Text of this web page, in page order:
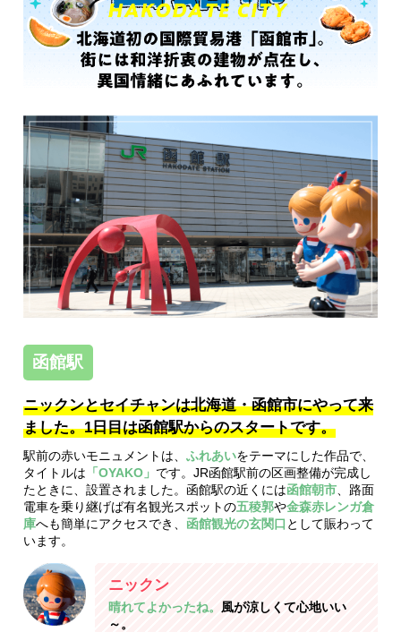
函館駅
ニックンとセイチャンは北海道・函館市にやって来
ました。1日目は函館駅からのスタートです。
駅前の赤いモニュメントは、ふれあいをテーマにした作品で、
タイトルは 「OYAKO」 です。JR函館駅前の区画整備が完成し
たときに、設置されました。函館駅の近くには函館朝市 、路面
電車を乗り継げば有名観光スポットの五稜郭や金森赤レンガ倉
庫へも簡単にアクセスでき、 函館観光の玄関口 として賑わって
います。
ニックン
晴れてよかったね。 風が涼しくて心地いい
～。